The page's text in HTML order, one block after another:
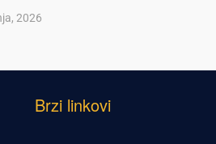
2026
Brzi linkovi